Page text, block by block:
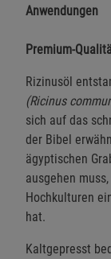
Anwendungen
Premium-
Rizinusöl
(Ricinus
sich auf das
der Bibel
ägyptischen
ausgehen
Hochkulturen
hat.
Kaltgepresst